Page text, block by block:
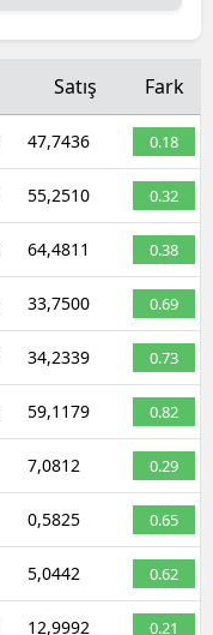
Satış Fark
47,7436 0.18
55,2510 0.32
64,4811 0.38
33,7500 0.69
34,2339 0.73
59,1179 0.82
7,0812 0.29
0,5825 0.65
5,0442 0.62
12,9992 0.21